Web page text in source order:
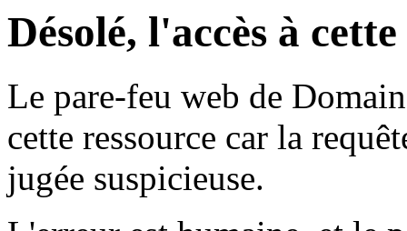
Désolé, l'accès à
Le pare-feu web de
cette ressource car la
jugée suspicieuse.